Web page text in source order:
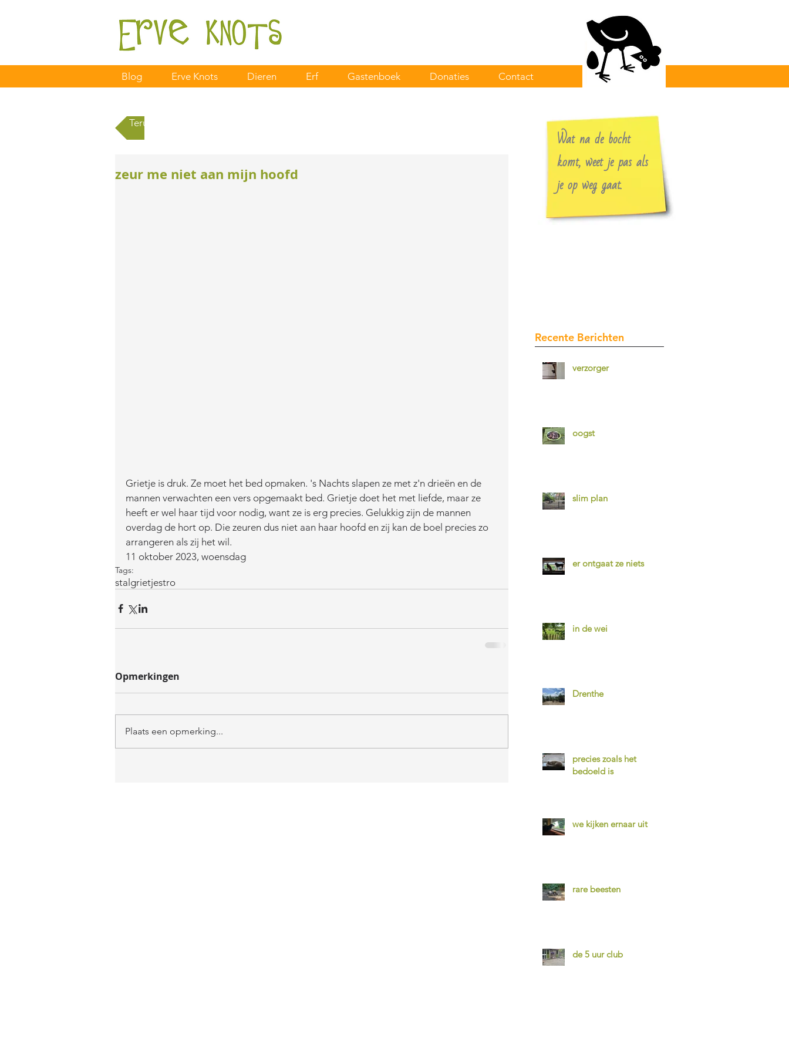
Blog Erve Knots Dieren Erf Gastenboek Donaties Contact
Terug naar alle berichten
zeur me niet aan mijn hoofd
Grietje is druk. Ze moet het bed opmaken. 's Nachts slapen ze met z'n drieën en de
mannen verwachten een vers opgemaakt bed. Grietje doet het met liefde, maar ze
heeft er wel haar tijd voor nodig, want ze is erg precies. Gelukkig zijn de mannen
overdag de hort op. Die zeuren dus niet aan haar hoofd en zij kan de boel precies zo
arrangeren als zij het wil.
11 oktober 2023, woensdag
Tags:
stalgrietjestro
Opmerkingen
Plaats een opmerking...
Wat na de bocht
komt, weet je pas als
je op weg gaat.
Recente Berichten
verzorger
oogst
slim plan
er ontgaat ze niets
in de wei
Drenthe
precies zoals het
bedoeld is
we kijken ernaar uit
rare beesten
de 5 uur club